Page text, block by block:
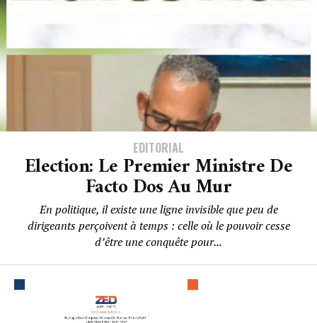
EDITORIAL
Election: Le Premier Ministre De
Facto Dos Au Mur
En politique, il existe une ligne invisible que peu de
dirigeants perçoivent à temps : celle où le pouvoir cesse
d’être une conquête pour...